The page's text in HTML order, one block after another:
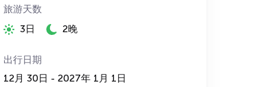
旅游天数
3日
2晚
出行日期
12月 30日 - 2027年 1月 1日